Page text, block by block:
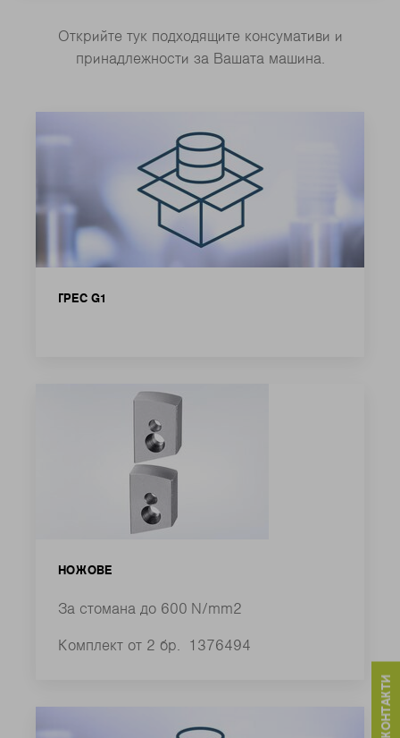
Открийте тук подходящите консумативи и
принадлежности за Вашата машина.
ГРЕС G1
НОЖОВЕ
За стомана до 600 N/mm2
Комплект от 2 бр. 1376494